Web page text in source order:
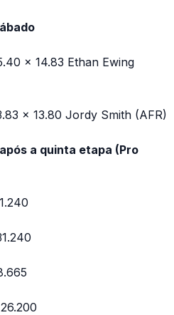
x 14.83 Ethan Ewing
x 13.80 Jordy Smith (AFR)
a quinta etapa (Pro